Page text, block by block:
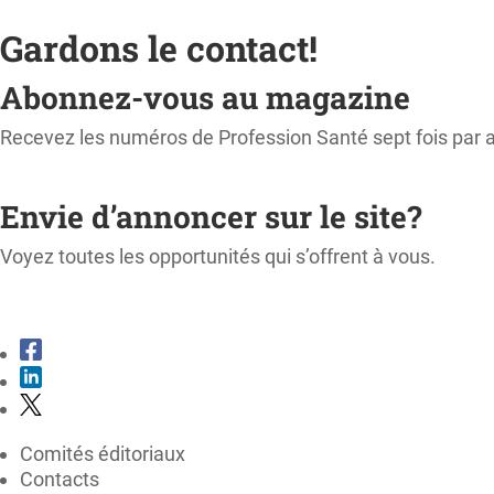
Gardons le contact!
Abonnez-vous au magazine
Recevez les numéros de Profession Santé sept fois par
Envie d’annoncer sur le site?
Voyez toutes les opportunités qui s’offrent à vous.
Comités éditoriaux
Contacts